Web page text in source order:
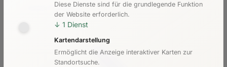
Kosten & PreiseDiese Dienste sind für die grundlegende Funktion
der Website erforderlich.
↓ 1 Dienst
Kartendarstellung
Ermöglicht die Anzeige interaktiver Karten zur
Standortsuche.